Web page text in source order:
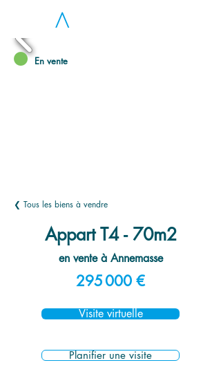
A
En vente
Appart T4 - 70m2
❮ Tous les biens à vendre
en vente à Annemasse
295 000 €
Visite virtuelle
Planifier une visite